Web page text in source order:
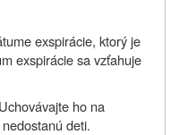
exspirácie, ktorý je
exspirácie sa vzťahuje
ho na
deti.